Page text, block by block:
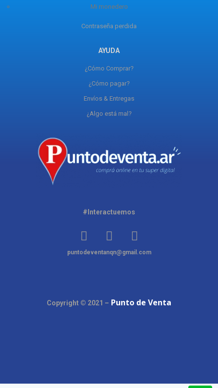
Mi monedero
Contraseña perdida
AYUDA
¿Cómo Comprar?
¿Cómo pagar?
Envíos & Entregas
¿Algo está mal?
#Interactuemos
puntodeventanqn@gmail.com
Copyright © 2021 – Punto de Venta